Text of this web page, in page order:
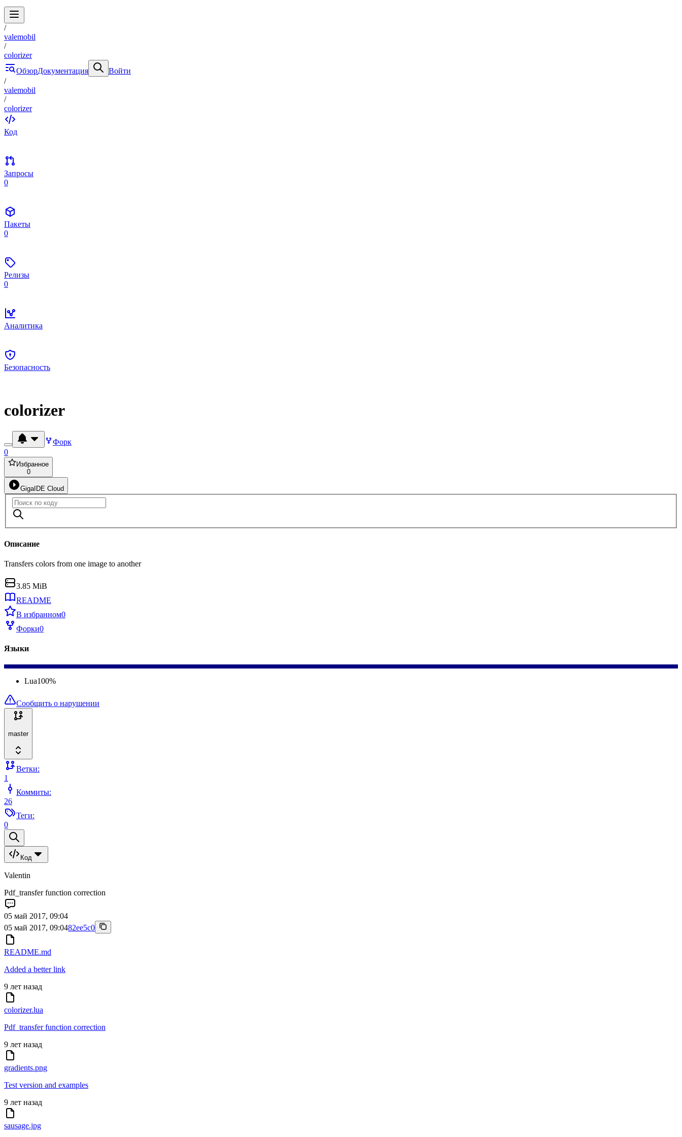
/
valemobil
/
colorizer
ОбзорДокументация
Войти
/
valemobil
/
colorizer
Код
Запросы
0
Пакеты
0
Релизы
0
Аналитика
Безопасность
colorizer
Форк
0
Избранное
0
GigaIDE Cloud
Описание
Transfers colors from one image to another
3.85 MiB
README
В избранном0
Форки0
Языки
Lua100%
Сообщить о нарушении
master
Ветки:
1
Коммиты:
26
Теги:
0
Код
Valentin
Pdf_transfer function correction
05 май 2017, 09:04
05 май 2017, 09:0482ee5c0
README.md
Added a better link
9 лет назад
colorizer.lua
Pdf_transfer function correction
9 лет назад
gradients.png
Test version and examples
9 лет назад
sausage.jpg